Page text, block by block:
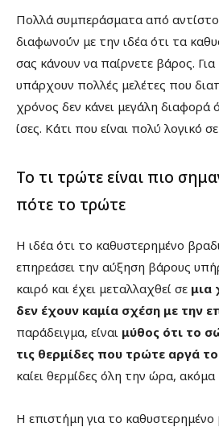
Πολλά συμπεράσματα από
διαφωνούν με την ιδέα ότι τα
σας κάνουν να παίρνετε βάρος.
υπάρχουν πολλές μελέτες που
χρόνος δεν κάνει μεγάλη διαφορά
ίσες. Κάτι που είναι πολύ λογικό
Το τι τρώτε είναι πιο
πότε το τρώτε
Η ιδέα ότι το καθυστερημένο
επηρεάσει την αύξηση βάρους
καιρό και έχει μεταλλαχθεί σε μια
δεν έχουν καμία σχέση με την
παράδειγμα, είναι μύθος ότι το
τις θερμίδες που τρώτε αργά
καίει θερμίδες όλη την ώρα, ακόμα
Η επιστήμη για το καθυστερημένο